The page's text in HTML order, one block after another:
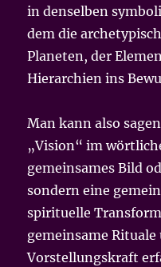
in denselben
dem die
Planeten, der
Hierarchien ins
Man kann also
„Vision“ im
gemeinsames Bild
sondern eine
spirituelle
gemeinsame
Vorstellungskraft